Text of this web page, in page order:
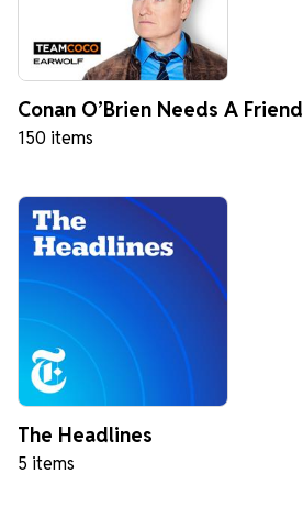
Conan O’Brien Needs A Friend
150 items
The Headlines
5 items